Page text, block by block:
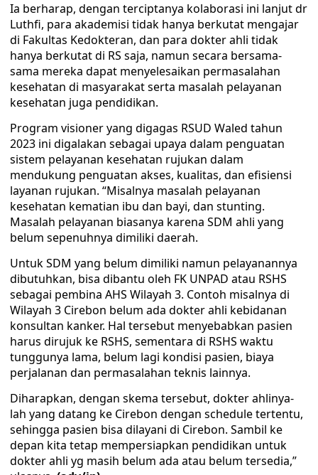
Ia berharap, dengan terciptanya kolaborasi ini lanjut dr
Luthfi, para akademisi tidak hanya berkutat mengajar
di Fakultas Kedokteran, dan para dokter ahli tidak
hanya berkutat di RS saja, namun secara bersama-
sama mereka dapat menyelesaikan permasalahan
kesehatan di masyarakat serta masalah pelayanan
kesehatan juga pendidikan.
Program visioner yang digagas RSUD Waled tahun
2023 ini digalakan sebagai upaya dalam penguatan
sistem pelayanan kesehatan rujukan dalam
mendukung penguatan akses, kualitas, dan efisiensi
layanan rujukan. “Misalnya masalah pelayanan
kesehatan kematian ibu dan bayi, dan stunting.
Masalah pelayanan biasanya karena SDM ahli yang
belum sepenuhnya dimiliki daerah.
Untuk SDM yang belum dimiliki namun pelayanannya
dibutuhkan, bisa dibantu oleh FK UNPAD atau RSHS
sebagai pembina AHS Wilayah 3. Contoh misalnya di
Wilayah 3 Cirebon belum ada dokter ahli kebidanan
konsultan kanker. Hal tersebut menyebabkan pasien
harus dirujuk ke RSHS, sementara di RSHS waktu
tunggunya lama, belum lagi kondisi pasien, biaya
perjalanan dan permasalahan teknis lainnya.
Diharapkan, dengan skema tersebut, dokter ahlinya-
lah yang datang ke Cirebon dengan schedule tertentu,
sehingga pasien bisa dilayani di Cirebon. Sambil ke
depan kita tetap mempersiapkan pendidikan untuk
dokter ahli yg masih belum ada atau belum tersedia,”